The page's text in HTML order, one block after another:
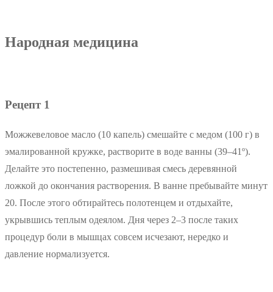
Народная медицина
Рецепт 1
Можжевеловое масло (10 капель) смешайте с медом (100 г) в
эмалированной кружке, растворите в воде ванны (39–41º).
Делайте это постепенно, размешивая смесь деревянной
ложкой до окончания растворения. В ванне пребывайте минут
20. После этого обтирайтесь полотенцем и отдыхайте,
укрывшись теплым одеялом. Дня через 2–3 после таких
процедур боли в мышцах совсем исчезают, нередко и
давление нормализуется.